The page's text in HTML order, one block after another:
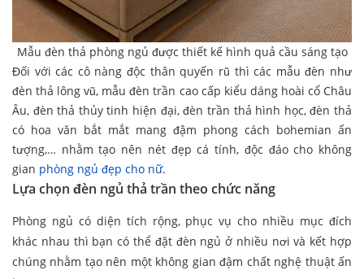
Mẫu đèn thả phòng ngủ được thiết kế hình quả cầu sáng tạo
Đối với các cô nàng độc thân quyến rũ thì các mẫu đèn như
đèn thả lông vũ, mẫu đèn trần cao cấp kiểu dáng hoài cổ Châu
Âu, đèn thả thủy tinh hiện đại, đèn trần thả hình học, đèn thả
có hoa văn bắt mắt mang đậm phong cách bohemian ấn
tượng,… nhằm tạo nên nét đẹp cá tính, độc đáo cho không
gian phòng ngủ đẹp cho nữ.
Lựa chọn đèn ngủ thả trần theo chức năng
Phòng ngủ có diện tích rộng, phục vụ cho nhiều mục đích
khác nhau thì bạn có thể đặt đèn ngủ ở nhiều nơi và kết hợp
chúng nhằm tạo nên một không gian đậm chất nghệ thuật ấn